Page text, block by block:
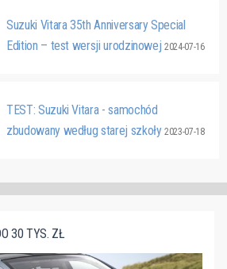
Suzuki Vitara 35th Anniversary Special
Edition – test wersji urodzinowej2024-07-16
TEST: Suzuki Vitara - samochód
zbudowany według starej szkoły2023-07-18
30 TYS. ZŁ